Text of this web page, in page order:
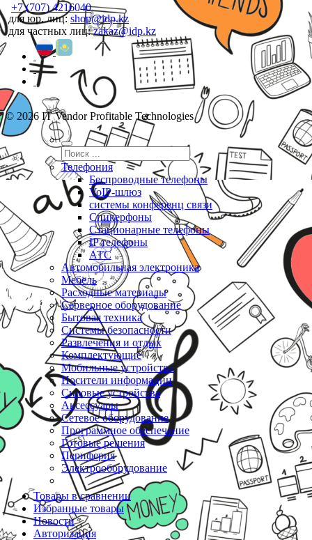
+7 (707) 4216040
для юр. лиц: shop@idp.kz
для частных лиц:zakaz@idp.kz
© 2026 IT Vendor Profitable Technologies
Телефония
Беспроводные телефоны
VoIP-шлюз
системы конференц связи
Спикерфоны
Стационарные телефоны
IP телефоны
АТС
Автомобильная электроника
Мебель
Расходные материалы
Серверное оборудование
Бытовая техника
Системы безопасности
Развлечения и отдых
Комплектующие
Мобильные устройства
Носители информации
Силовые устройства
Аксессуары
Сетевое оборудование
Программное обеспечение
Готовые решения
Периферия
Электрооборудование
Товары в сравнении
Избранные товары
Новости
Авторизация